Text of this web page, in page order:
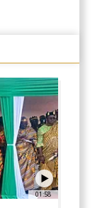
01:58